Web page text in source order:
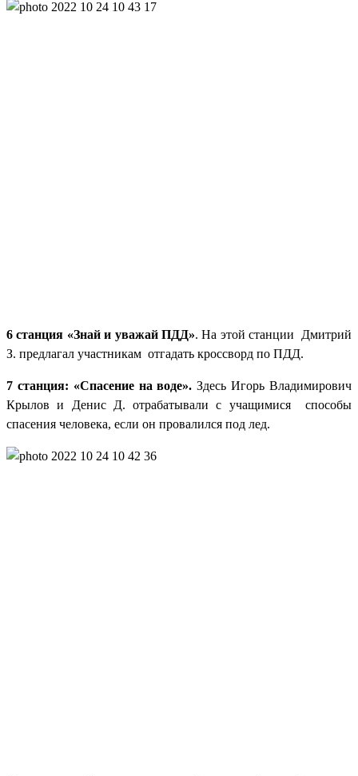
6 станция «Знай и уважай ПДД». На этой станции Дмитрий
З. предлагал участникам отгадать кроссворд по ПДД.
7 станция: «Спасение на воде».Здесь Игорь Владимирович
Крылов и Денис Д. отрабатывали с учащимися способы
спасения человека, если он провалился под лед.